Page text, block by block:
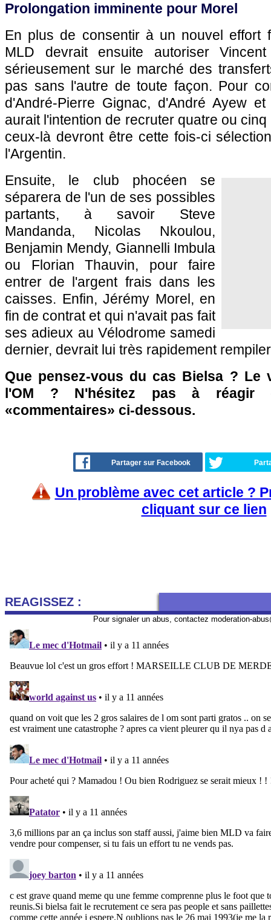
Prolongation imminente pour Morel
En plus de consentir à un nouvel effort
MLD devrait ensuite autoriser
sérieusement sur le marché des
pas sans l'autre de toute façon. Pour
d'André-Pierre Gignac, d'André Ayew
aurait l'intention de recruter quatre ou
ceux-là devront être cette fois-ci
l'Argentin.
Ensuite, le club phocéen se
séparera de l'un de ses possibles
partants, à savoir Steve
Mandanda, Nicolas Nkoulou,
Benjamin Mendy, Giannelli Imbula
ou Florian Thauvin, pour faire
entrer de l'argent frais dans les
caisses. Enfin, Jérémy Morel, en
fin de contrat et qui n'avait pas fait
ses adieux au Vélodrome samedi
dernier, devrait lui très rapidement
Que pensez-vous du cas Bielsa ? Le
l'OM ? N'hésitez pas à réagir
«commentaires» ci-dessous.
Partager sur Facebook
Un problème avec cet article ?
cliquant sur ce lien
REAGISSEZ :
Pour signaler un abus, contactez moderation-